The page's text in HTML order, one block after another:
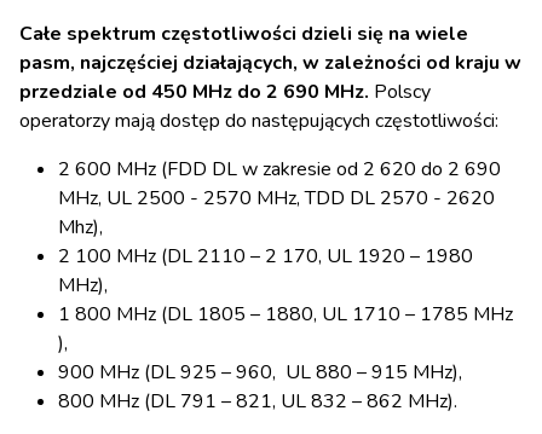
Całe spektrum częstotliwości dzieli się na wiele
pasm, najczęściej działających, w zależności od kraju w
przedziale od 450 MHz do 2 690 MHz. Polscy
operatorzy mają dostęp do następujących częstotliwości:
2 600 MHz (FDD DL w zakresie od 2 620 do 2 690
MHz, UL 2500 - 2570 MHz, TDD DL 2570 - 2620
Mhz),
2 100 MHz (DL 2110 – 2 170, UL 1920 – 1980
MHz),
1 800 MHz (DL 1805 – 1880, UL 1710 – 1785 MHz
),
900 MHz (DL 925 – 960, UL 880 – 915 MHz),
800 MHz (DL 791 – 821, UL 832 – 862 MHz).